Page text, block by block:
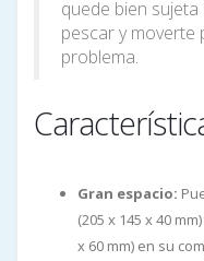
quede bien
pescar y moverte
problema.
Gran espacio:
(205 x 145 x 40
x 60 mm) en su